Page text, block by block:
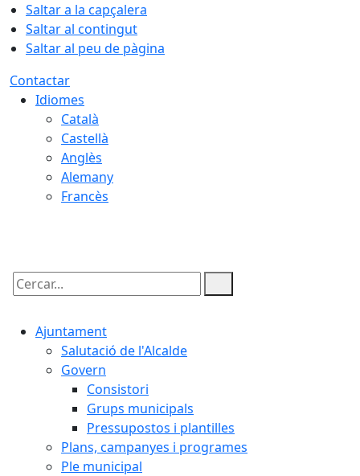
Saltar a la capçalera
Saltar al contingut
Saltar al peu de pàgina
Contactar
Idiomes
Català
Castellà
Anglès
Alemany
Francès
Cercar:
Ajuntament
Salutació de l'Alcalde
Govern
Consistori
Grups municipals
Pressupostos i plantilles
Plans, campanyes i programes
Ple municipal